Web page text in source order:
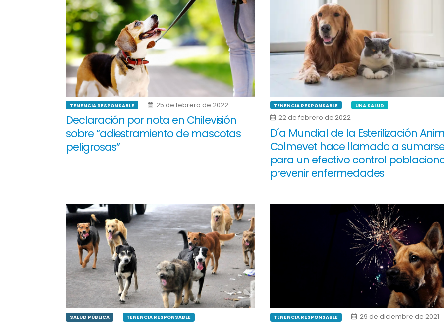
TENENCIA RESPONSABLE 25 de febrero de 2022
Declaración por nota en Chilevisión
sobre “adiestramiento de mascotas
peligrosas”
TENENCIA RESPONSABLE UNA SALUD
22 de febrero de 2022
Día Mundial de la Esterilización
Colmevet hace llamado a sumarse
para un efectivo control
prevenir enfermedades
SALUD PÚBLICA TENENCIA RESPONSABLE TENENCIA RESPONSABLE 29 de diciembre de 2021